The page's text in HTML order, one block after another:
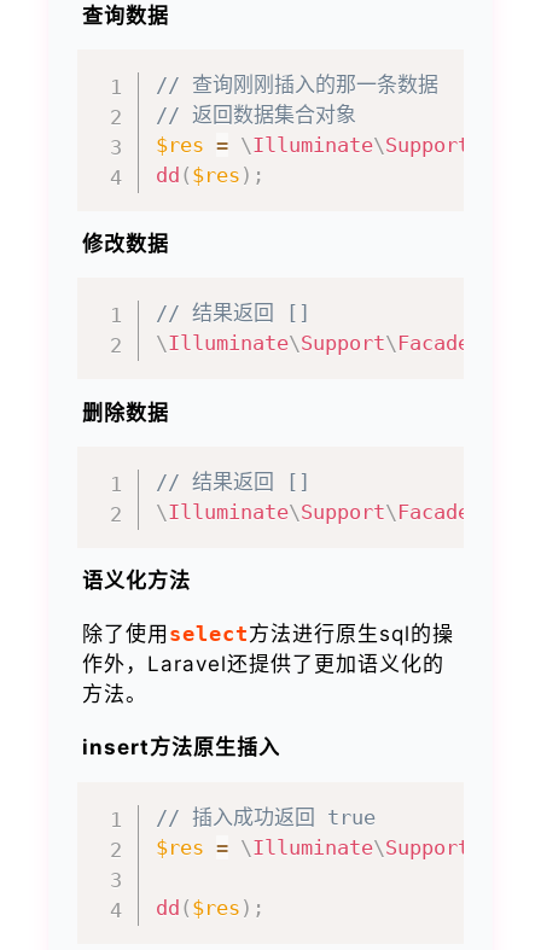
查询数据
// 查询刚刚插入的那一条数据
// 返回数据集合对象
$res = \Illuminate\Support
dd ( $res ) ;
修改数据
// 结果返回 []
\Illuminate\Support\ Facades
删除数据
// 结果返回 []
\Illuminate\Support\ Facades
语义化方法
除了使用 select方法进行原生sql的操
作外，Laravel还提供了更加语义化的
方法。
insert方法原生插入
// 插入成功返回 true
$res = \Illuminate\Support
dd ( $res ) ;